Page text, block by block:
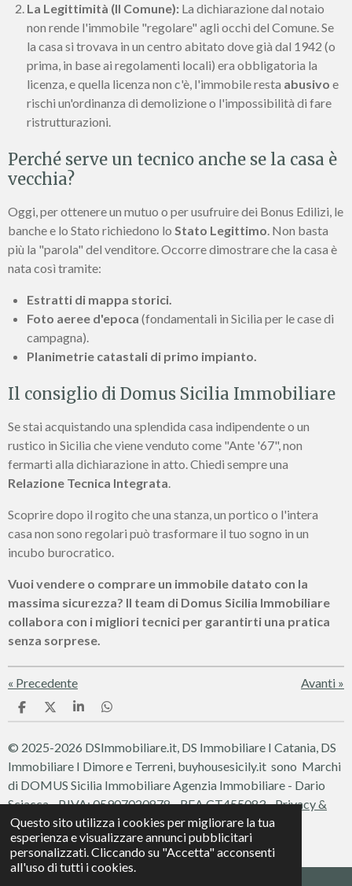
Questo sito utilizza i cookies per migliorare la tua
esperienza e visualizzare annunci pubblicitari
personalizzati. Cliccando su "Accetta" acconsenti
all'uso di tutti i cookies.
La Legittimità (Il Comune): La dichiarazione dal notaio
non rende l'immobile "regolare" agli occhi del Comune. Se
la casa si trovava in un centro abitato dove già dal 1942 (o
prima, in base ai regolamenti locali) era obbligatoria la
licenza, e quella licenza non c'è, l'immobile resta abusivo e
rischi un'ordinanza di demolizione o l'impossibilità di fare
ristrutturazioni.
Perché serve un tecnico anche se la casa è
vecchia?
Oggi, per ottenere un mutuo o per usufruire dei Bonus Edilizi, le
banche e lo Stato richiedono lo Stato Legittimo. Non basta
più la "parola" del venditore. Occorre dimostrare che la casa è
nata così tramite:
Estratti di mappa storici.
Foto aeree d'epoca (fondamentali in Sicilia per le case di
campagna).
Planimetrie catastali di primo impianto.
Il consiglio di Domus Sicilia Immobiliare
Se stai acquistando una splendida casa indipendente o un
rustico in Sicilia che viene venduto come "Ante '67", non
fermarti alla dichiarazione in atto. Chiedi sempre una
Relazione Tecnica Integrata.
Scoprire dopo il rogito che una stanza, un portico o l'intera
casa non sono regolari può trasformare il tuo sogno in un
incubo burocratico.
Vuoi vendere o comprare un immobile datato con la
massima sicurezza? Il team di Domus Sicilia Immobiliare
collabora con i migliori tecnici per garantirti una pratica
senza sorprese.
« Precedente Avanti »
C
o
d
i
v
i
d
C
o
d
i
v
i
C
o
d
i
v
i
d
C
o
d
i
v
i
d
© 2025-2026 DSImmobiliare.it, DS Immobiliare I Catania, DS
Immobiliare I Dimore e Terreni, buyhousesicily.it sono Marchi
di DOMUS Sicilia ImmobiliareAgenzia Immobiliare - Dario
Sciacca - P.IVA: 05907020878 - REA CT455083 -Privacy &
Cookie Policy
Fornito daWebador